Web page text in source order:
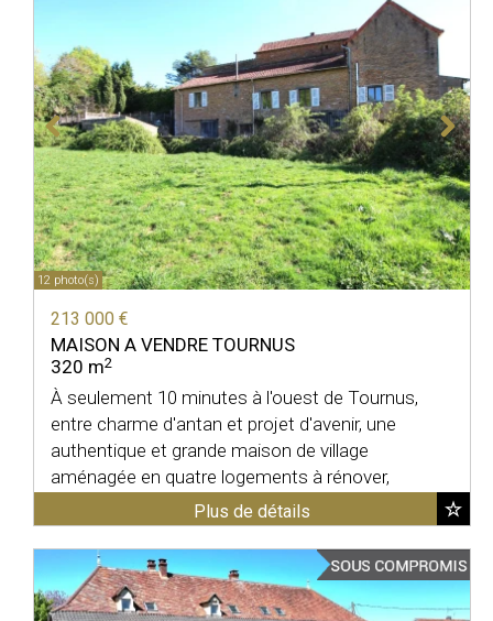
12 photo(s)
213 000 €
MAISON A VENDRE TOURNUS
320 m2
À seulement 10 minutes à l'ouest de Tournus,
entre charme d'antan et projet d'avenir, une
authentique et grande maison de village
aménagée en quatre logements à rénover,
déployée sur un beau terrain ...
Plus de détails